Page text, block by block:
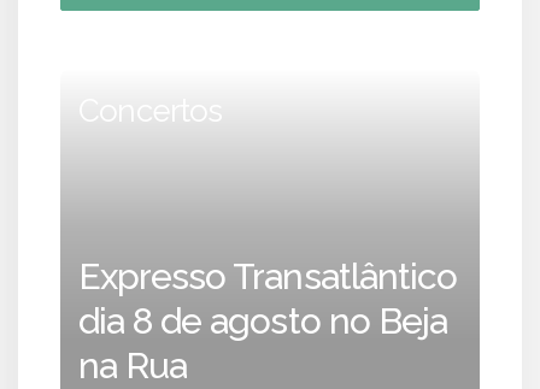
Concertos
Expresso Transatlântico
dia 8 de agosto no Beja
na Rua